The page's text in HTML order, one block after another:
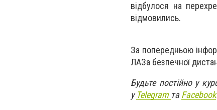
відбулося на
відмовились.
За попередньою
ЛАЗа безпечної
Будьте постійно у
уTelegram таFacebook